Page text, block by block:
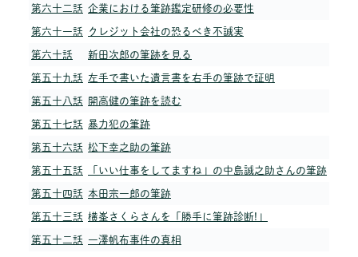
第六十二話 企業における筆跡鑑定研修の必要性
第六十一話 クレジット会社の恐るべき不誠実
第六十話 新田次郎の筆跡を見る
第五十九話 左手で書いた遺言書を右手の筆跡で証明
第五十八話 開高健の筆跡を読む
第五十七話 暴力犯の筆跡
第五十六話 松下幸之助の筆跡
第五十五話 「いい仕事をしてますね」の中島誠之助さんの筆跡
第五十四話 本田宗一郎の筆跡
第五十三話 横峯さくらさんを「勝手に筆跡診断!」
第五十二話 一澤帆布事件の真相